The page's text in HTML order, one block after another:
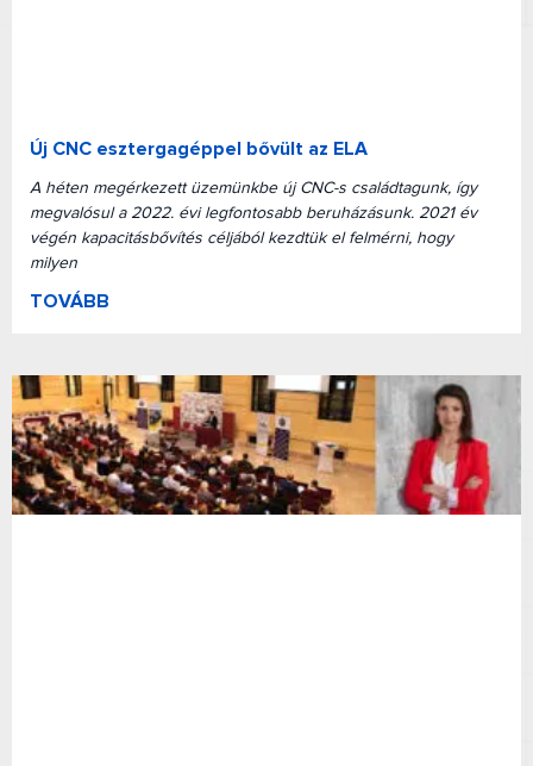
Új CNC esztergagéppel bővült az ELA
A héten megérkezett üzemünkbe új CNC-s családtagunk, így
megvalósul a 2022. évi legfontosabb beruházásunk. 2021 év
végén kapacitásbővítés céljából kezdtük el felmérni, hogy
milyen
TOVÁBB